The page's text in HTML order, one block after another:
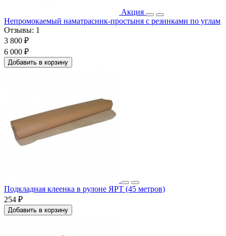
Акция
Непромокаемый наматрасник-простыня с резинками по углам
Отзывы: 1
3 800 ₽
6 000 ₽
Добавить в корзину
Подкладная клеенка в рулоне ЯРТ (45 метров)
254 ₽
Добавить в корзину